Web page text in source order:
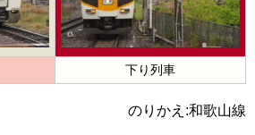
下り列車
のりかえ:和歌山線